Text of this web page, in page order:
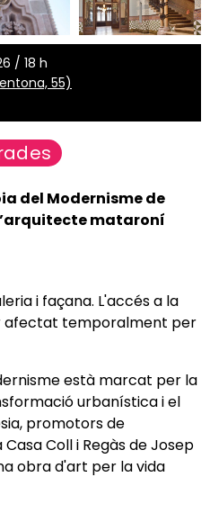
/ 18 h
55)
del Modernisme de
mataroní
i façana. L'accés a la
afectat temporalment per
està marcat per la
urbanística i el
promotors de
Coll i Regàs de Josep
obra d'art per la vida